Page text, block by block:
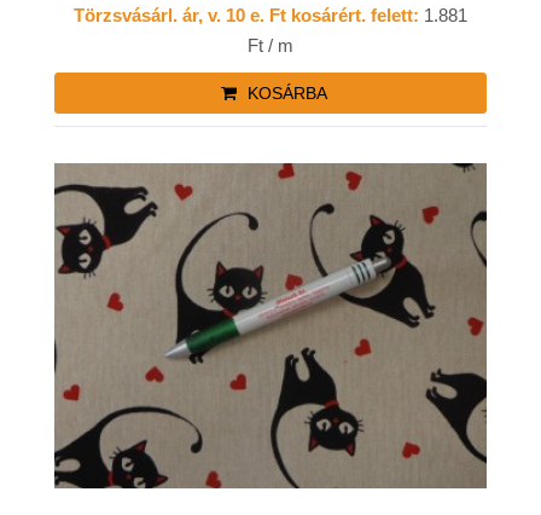
Törzsvásárl. ár, v. 10 e. Ft kosárért. felett: 1.881
Ft / m
KOSÁRBA